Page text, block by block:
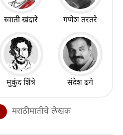
स्वाती खंदारे गणेश तरतरे
मुकुंद शिंत्रे संदेश ढगे
मराठीमातीचे लेखक